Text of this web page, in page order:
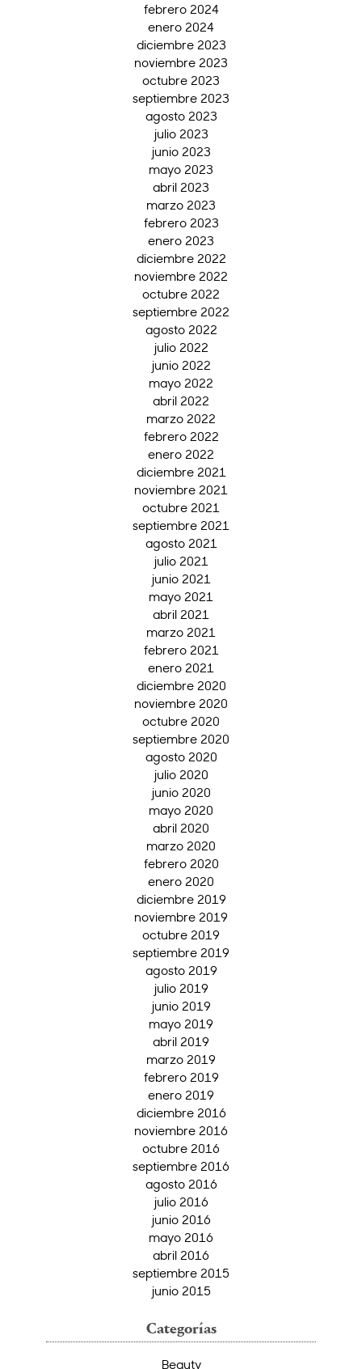
febrero 2024
enero 2024
diciembre 2023
noviembre 2023
octubre 2023
septiembre 2023
agosto 2023
julio 2023
junio 2023
mayo 2023
abril 2023
marzo 2023
febrero 2023
enero 2023
diciembre 2022
noviembre 2022
octubre 2022
septiembre 2022
agosto 2022
julio 2022
junio 2022
mayo 2022
abril 2022
marzo 2022
febrero 2022
enero 2022
diciembre 2021
noviembre 2021
octubre 2021
septiembre 2021
agosto 2021
julio 2021
junio 2021
mayo 2021
abril 2021
marzo 2021
febrero 2021
enero 2021
diciembre 2020
noviembre 2020
octubre 2020
septiembre 2020
agosto 2020
julio 2020
junio 2020
mayo 2020
abril 2020
marzo 2020
febrero 2020
enero 2020
diciembre 2019
noviembre 2019
octubre 2019
septiembre 2019
agosto 2019
julio 2019
junio 2019
mayo 2019
abril 2019
marzo 2019
febrero 2019
enero 2019
diciembre 2016
noviembre 2016
octubre 2016
septiembre 2016
agosto 2016
julio 2016
junio 2016
mayo 2016
abril 2016
septiembre 2015
junio 2015
Categorías
Beauty